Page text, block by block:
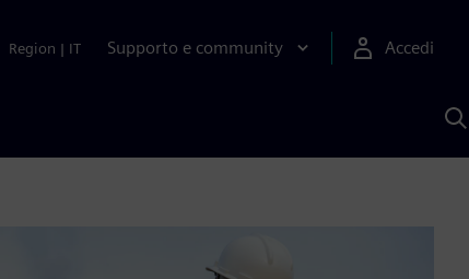
Region | IT Supporto e community Accedi